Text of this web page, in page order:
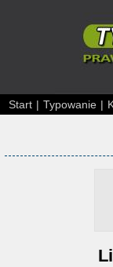
Start | Typowanie |